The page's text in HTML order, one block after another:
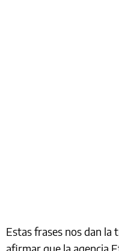
Estas frases nos dan la
afirmar que la agencia